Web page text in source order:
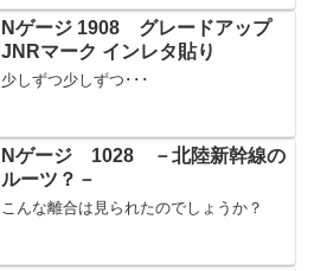
Nゲージ 1908 グレードアップ
JNRマーク インレタ貼り
少しずつ少しずつ･･･
Nゲージ 1028 －北陸新幹線の
ルーツ？－
こんな離合は見られたのでしょうか？